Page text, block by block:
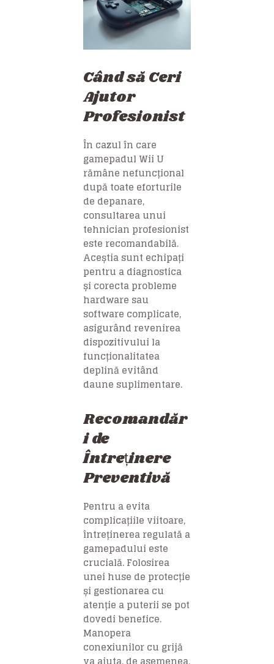
Când să Ceri
Ajutor
Profesionist
În cazul în care
gamepadul Wii U
rămâne nefuncțional
după toate eforturile
de depanare,
consultarea unui
tehnician profesionist
este recomandabilă.
Aceștia sunt echipați
pentru a diagnostica
și corecta probleme
hardware sau
software complicate,
asigurând revenirea
dispozitivului la
funcționalitatea
deplină evitând
daune suplimentare.
Recomandăr
i de
Întreținere
Preventivă
Pentru a evita
complicațiile viitoare,
întreținerea regulată a
gamepadului este
crucială. Folosirea
unei huse de protecție
și gestionarea cu
atenție a puterii se pot
dovedi benefice.
Manopera
conexiunilor cu grijă